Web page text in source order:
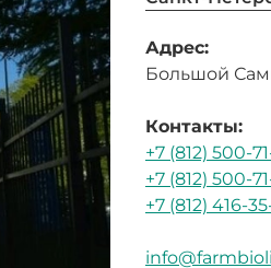
Адрес:
Большой
Контакты:
+7 (812) 500-
+7 (812) 500-
+7 (812) 416-